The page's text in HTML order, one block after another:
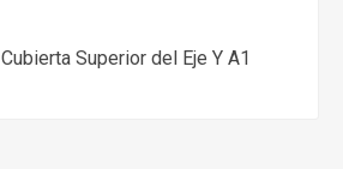
Cubierta Superior del Eje Y A1